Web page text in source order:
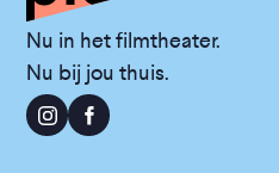
Nu in het filmtheater.
Nu bij jou thuis.